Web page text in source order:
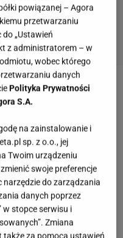
w polskiej lidze
na stronie
Dostały uścisk
Mgłosiek, 9. maja
powiązanej – Agora
przetwarzaniu
„Ustawień
z administratorem – w
wobec którego
danych
Polityka Prywatności
S.A.
na zainstalowanie i
sp. z o.o., jej
Twoim urządzeniu
swoje preferencje
narzędzie do zarządzania
danych poprzez
w stopce serwisu i
Zmiana
także za pomocą ustawień